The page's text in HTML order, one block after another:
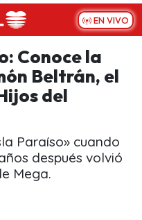
EN VIVO
Conoce la
Beltrán, el
del
Paraíso» cuando
después volvió
Mega.